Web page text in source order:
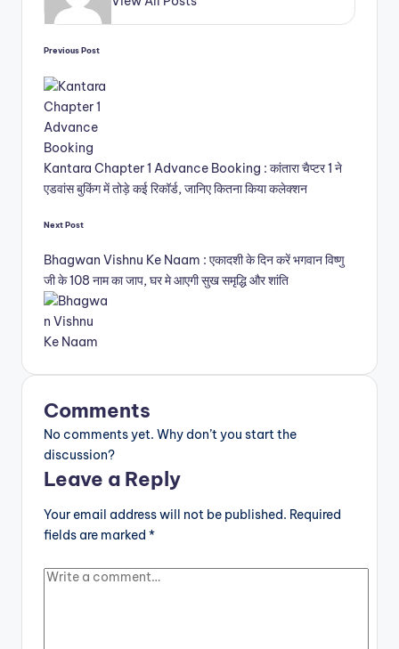
Post
Previous Post
Kantara Chapter 1 Advance Booking : कांतारा चैप्टर 1 ने
एडवांस बुकिंग में तोड़े कई रिकॉर्ड, जानिए कितना किया कलेक्शन
Next Post
Bhagwan Vishnu Ke Naam : एकादशी के दिन करें भगवान विष्णु
जी के 108 नाम का जाप, घर मे आएगी सुख समृद्धि और शांति
Comments
No comments yet. Why don’t you start the
discussion?
Leave a Reply
Your email address will not be published. Required
fields are marked *